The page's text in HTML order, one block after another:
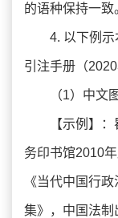
的语种保持一致
4. 以下例
引注手册（2020
（1）中文
【示例】
务印书馆2010
《当代中国行
集》，中国法制